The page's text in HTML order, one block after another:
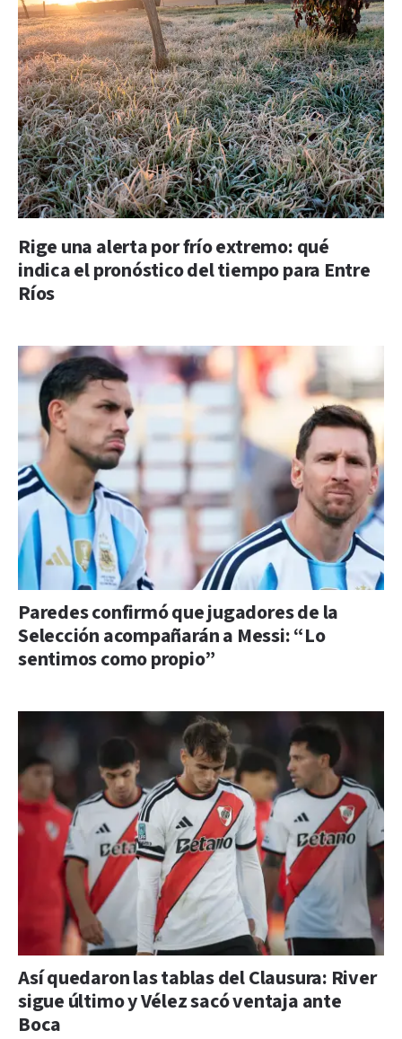
Rige una alerta por frío extremo: qué
indica el pronóstico del tiempo para Entre
Ríos
Paredes confirmó que jugadores de la
Selección acompañarán a Messi: “Lo
sentimos como propio”
Así quedaron las tablas del Clausura: River
sigue último y Vélez sacó ventaja ante
Boca